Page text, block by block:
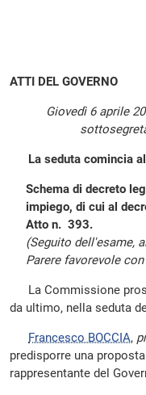
ATTI DEL GOVERNO
Giovedì 6 aprile
La seduta comincia
Schema di decreto
impiego, di cui al
Atto n. 393.
(Seguito dell'esame,
Parere favorevole
La Commissione
da ultimo, nella seduta
Francesco BOCCIA,
predisporre una
rappresentante del